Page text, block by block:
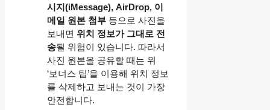
시지(iMessage), AirDrop, 이
메일 원본 첨부 등으로 사진을
보내면 위치 정보가 그대로 전
송될 위험이 있습니다. 따라서
사진 원본을 공유할 때는 위
‘보너스 팁’을 이용해 위치 정보
를 삭제하고 보내는 것이 가장
안전합니다.